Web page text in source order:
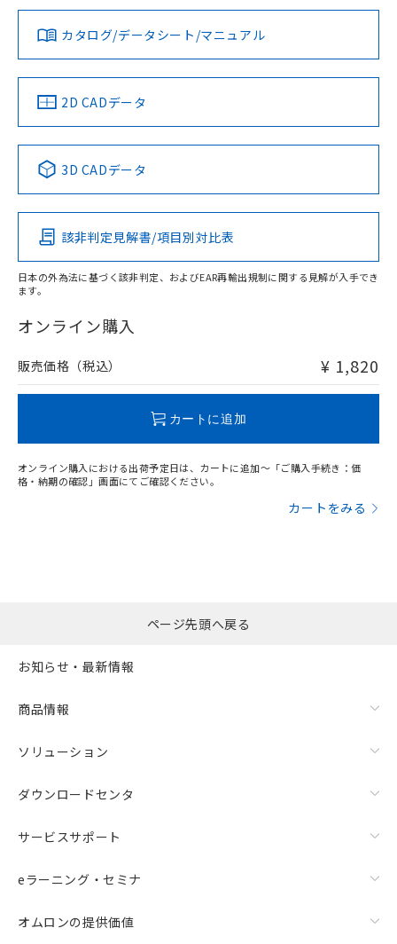
ダウンロードデータをご利用いただく前に、以下を必ずお読
みください。
ソフトウェアの使用条件
対応済み
中国 RoHS 注意事項・凡例
Pb Hg Cd Cr(VI)
O
在庫等で未対応品が混在する可能性があります。
問い合わせください。
LR型式承認
（イギリス
船舶規格）
DNV型式承認
（ノルウェー
BV型式承認
（フランス
KR型式
（韓国
Yes No No No
この製品の規格認証/適合状況ページへ
その他の認証はこちらのページからご検索ください
カタログ/データシート/マニュアル
2D CADデータ
3D CADデータ
該非判定見解書/項目別対比表
日本の外為法に基づく該非判定、およびEAR再輸出規制に関する見解が入手でき
ます。
オンライン購入
販売価格（税込） ¥ 1,820
カートに追加
オンライン購入における出荷予定日は、カートに追加～「ご購入手続き：価
格・納期の確認」画面にてご確認ください。
カートをみる
ページ先頭へ戻る
お知らせ・最新情報
商品情報
ソリューション
ダウンロードセンタ
サービスサポート
eラーニング・セミナ
オムロンの提供価値